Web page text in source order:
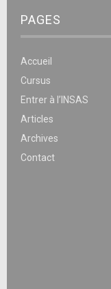
PAGES
Accueil
Cursus
Entrer à l’INSAS
Articles
Archives
Contact